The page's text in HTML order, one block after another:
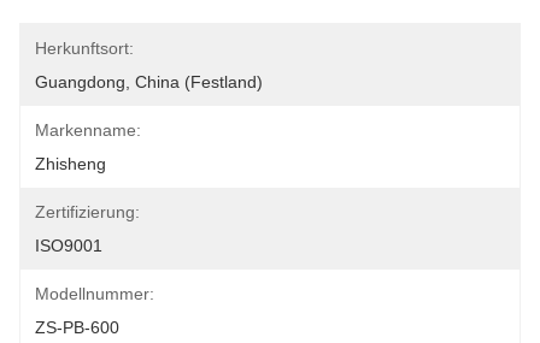
Herkunftsort:
Guangdong, China (Festland)
Markenname:
Zhisheng
Zertifizierung:
ISO9001
Modellnummer:
ZS-PB-600